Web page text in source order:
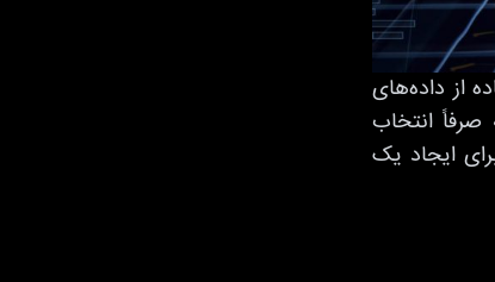
از داده‌های
صرفاً انتخاب
ایجاد یک